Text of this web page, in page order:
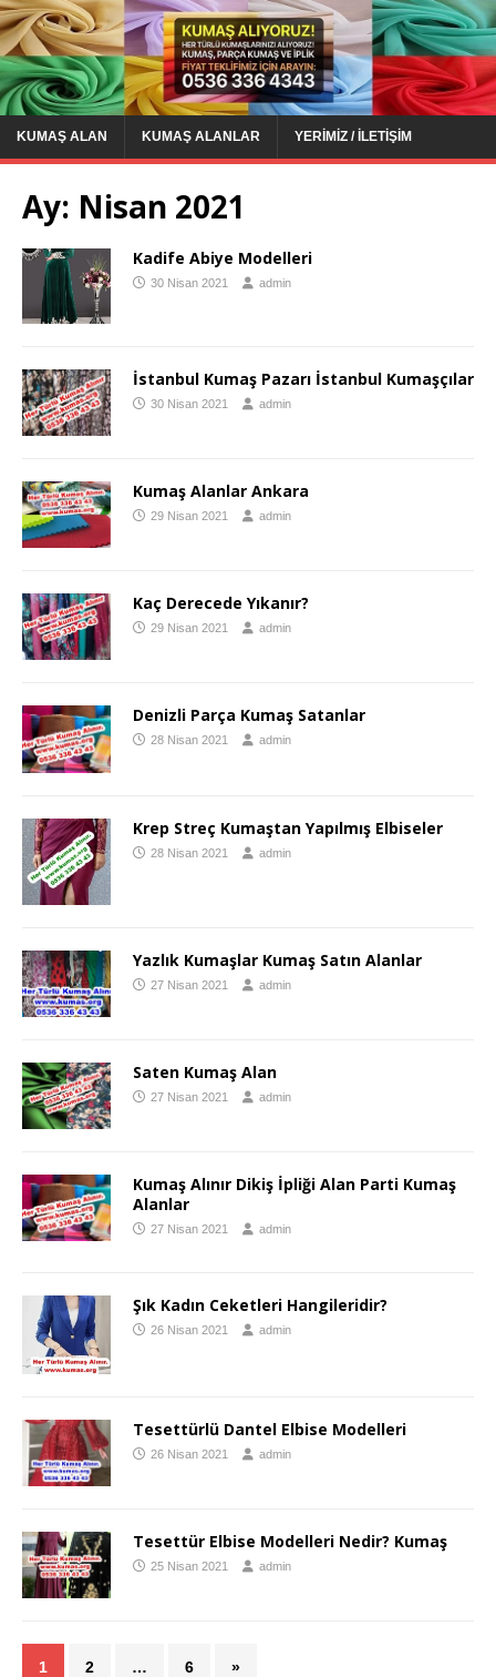
KUMAŞ ALAN KUMAŞ ALANLAR YERIMIZ / İLETIŞIM
Ay: Nisan 2021
Kadife Abiye Modelleri
30 Nisan 2021 admin
İstanbul Kumaş Pazarı İstanbul Kumaşçılar
30 Nisan 2021 admin
Kumaş Alanlar Ankara
29 Nisan 2021 admin
Kaç Derecede Yıkanır?
29 Nisan 2021 admin
Denizli Parça Kumaş Satanlar
28 Nisan 2021 admin
Krep Streç Kumaştan Yapılmış Elbiseler
28 Nisan 2021 admin
Yazlık Kumaşlar Kumaş Satın Alanlar
27 Nisan 2021 admin
Saten Kumaş Alan
27 Nisan 2021 admin
Kumaş Alınır Dikiş İpliği Alan Parti Kumaş
Alanlar
27 Nisan 2021 admin
Şık Kadın Ceketleri Hangileridir?
26 Nisan 2021 admin
Tesettürlü Dantel Elbise Modelleri
26 Nisan 2021 admin
Tesettür Elbise Modelleri Nedir? Kumaş
25 Nisan 2021 admin
1 2 … 6 »